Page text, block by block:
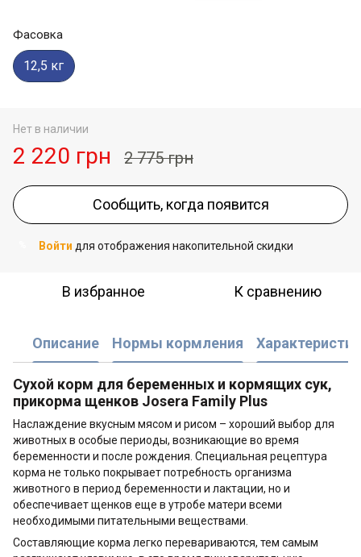
Фасовка
12,5 кг
Нет в наличии
2 220 грн 2 775 грн
Сообщить, когда появится
Войти для отображения накопительной скидки
В избранное К сравнению
Описание Нормы кормления
Сухой корм для беременных и кормящих сук,
прикорма щенков Josera Family Plus
Наслаждение вкусным мясом и рисом – хороший выбор для
животных в особые периоды, возникающие во время
беременности и после рождения. Специальная рецептура
корма не только покрывает потребность организма
животного в период беременности и лактации, но и
обеспечивает щенков еще в утробе матери всеми
необходимыми питательными веществами.
Составляющие корма легко перевариваются, тем самым